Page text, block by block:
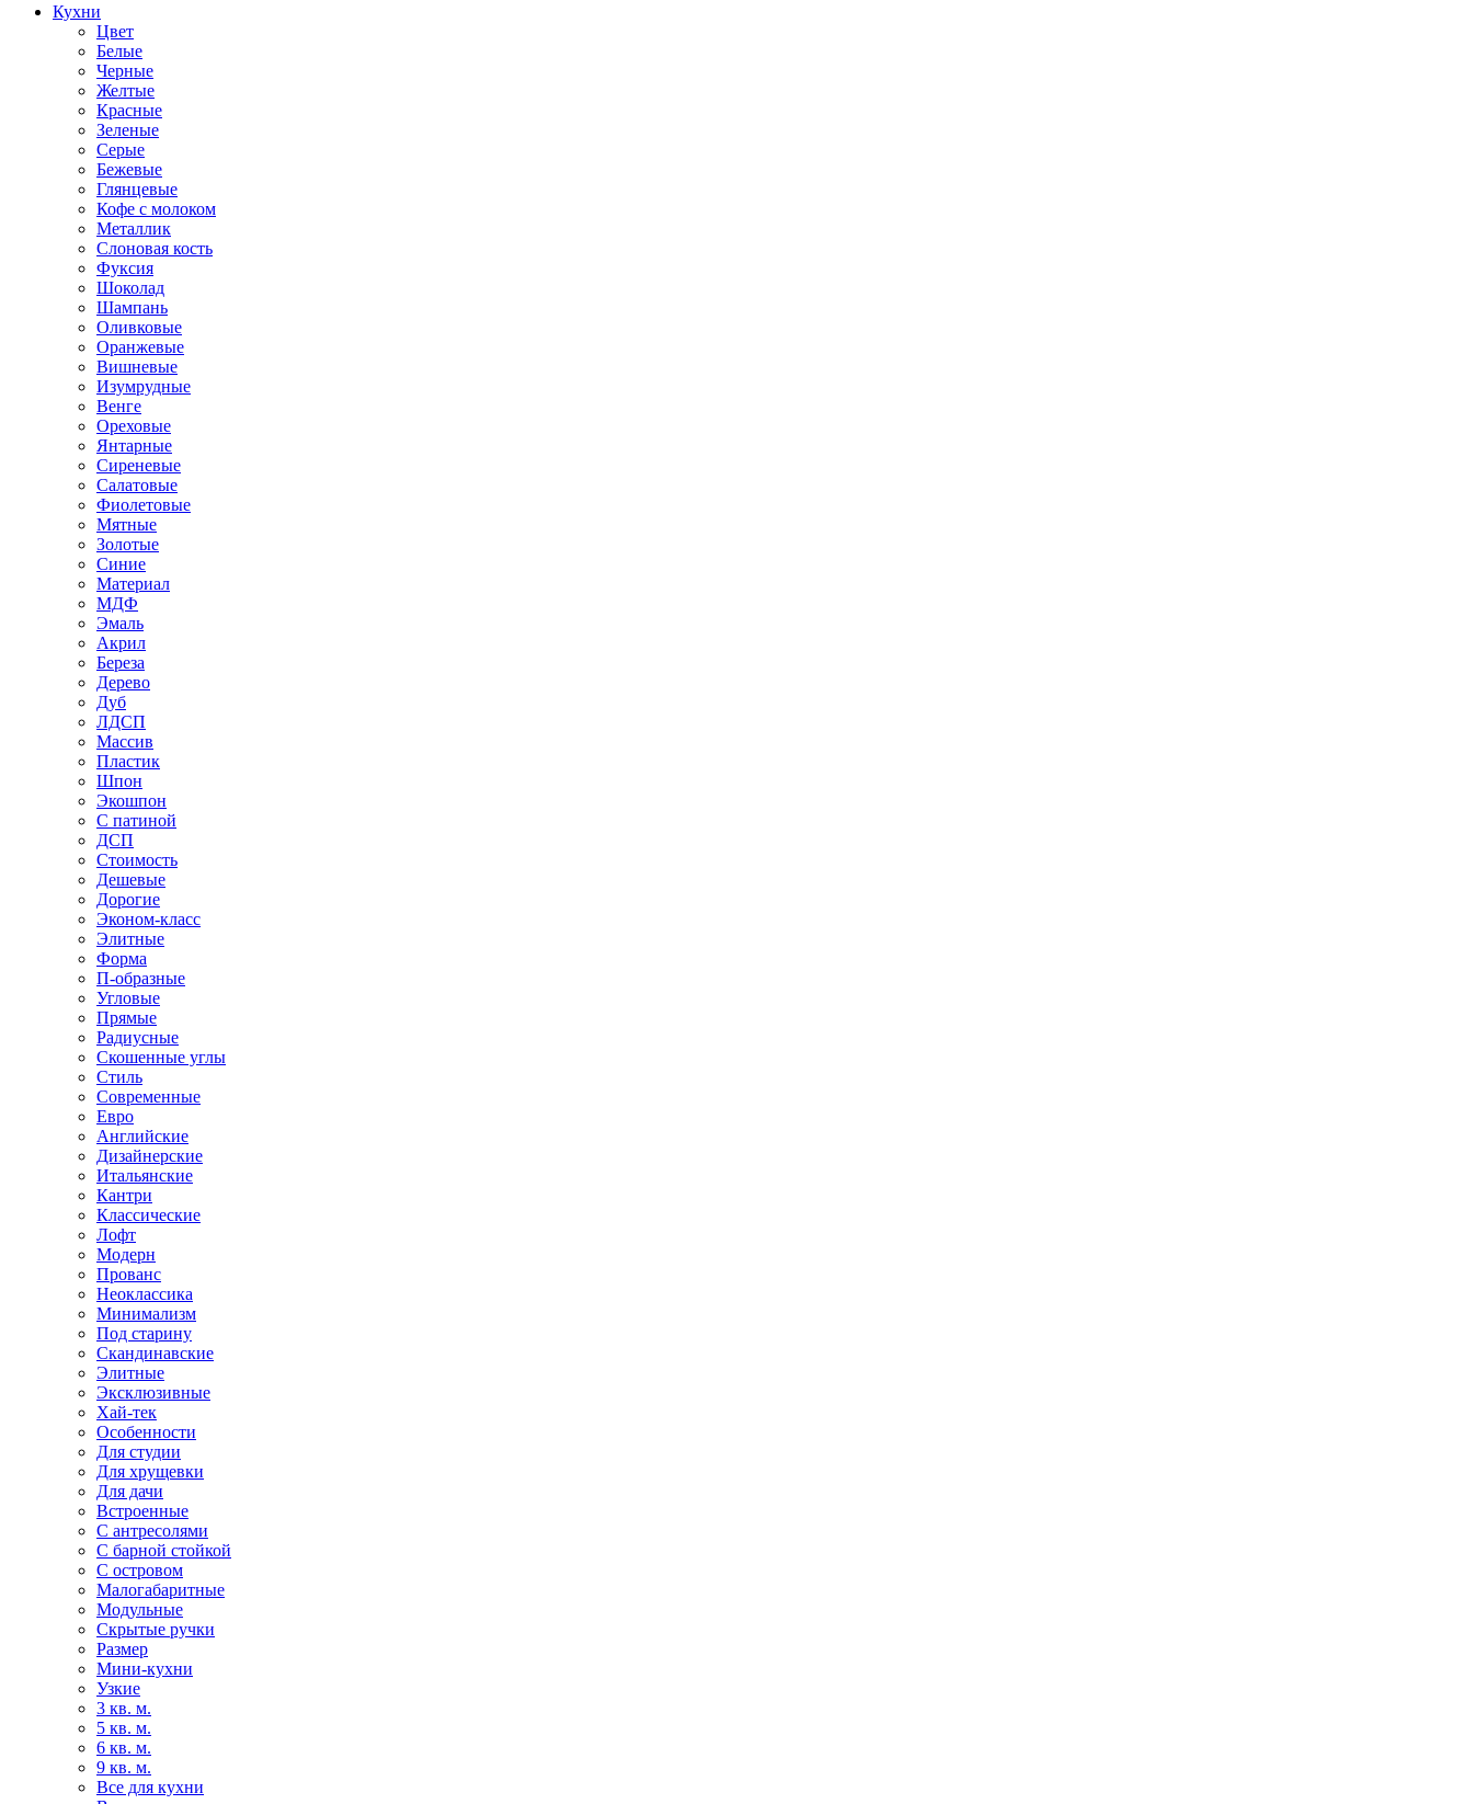
Кухни
Цвет
Белые
Черные
Желтые
Красные
Зеленые
Серые
Бежевые
Глянцевые
Кофе с молоком
Металлик
Слоновая кость
Фуксия
Шоколад
Шампань
Оливковые
Оранжевые
Вишневые
Изумрудные
Венге
Ореховые
Янтарные
Сиреневые
Салатовые
Фиолетовые
Мятные
Золотые
Синие
Материал
МДФ
Эмаль
Акрил
Береза
Дерево
Дуб
ЛДСП
Массив
Пластик
Шпон
Экошпон
С патиной
ДСП
Стоимость
Дешевые
Дорогие
Эконом-класс
Элитные
Форма
П-образные
Угловые
Прямые
Радиусные
Скошенные углы
Стиль
Современные
Евро
Английские
Дизайнерские
Итальянские
Кантри
Классические
Лофт
Модерн
Прованс
Неоклассика
Минимализм
Под старину
Скандинавские
Элитные
Эксклюзивные
Хай-тек
Особенности
Для студии
Для хрущевки
Для дачи
Встроенные
С антресолями
С барной стойкой
С островом
Малогабаритные
Модульные
Скрытые ручки
Размер
Мини-кухни
Узкие
3 кв. м.
5 кв. м.
6 кв. м.
9 кв. м.
Все для кухни